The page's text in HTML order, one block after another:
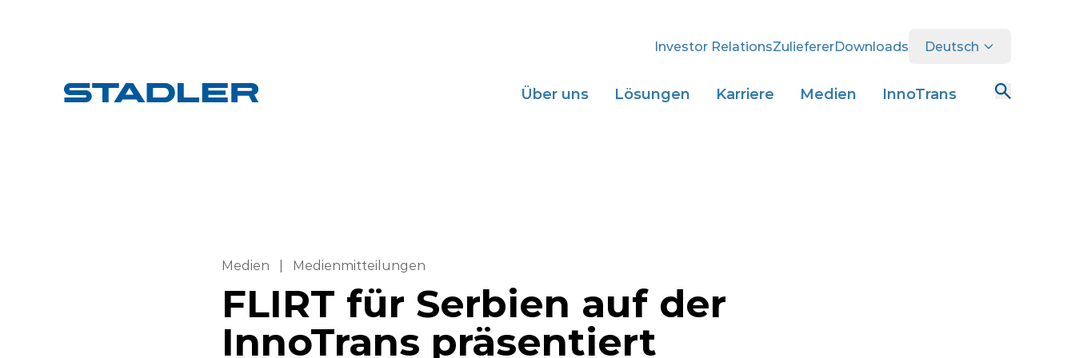
Investor RelationsZuliefererDownloads Deutsch
Über uns Lösungen Karriere Medien InnoTrans
Medien Medienmitteilungen
FLIRT für Serbien auf der
InnoTrans präsentiert